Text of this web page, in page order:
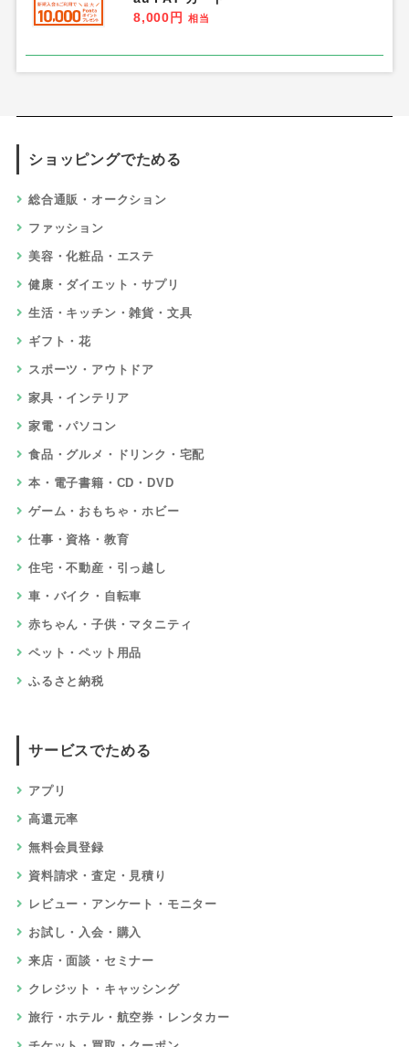
8,000円
相当
ショッピングでためる
総合通販・オークション
ファッション
美容・化粧品・エステ
健康・ダイエット・サプリ
生活・キッチン・雑貨・文具
ギフト・花
スポーツ・アウトドア
家具・インテリア
家電・パソコン
食品・グルメ・ドリンク・宅配
本・電子書籍・CD・DVD
ゲーム・おもちゃ・ホビー
仕事・資格・教育
住宅・不動産・引っ越し
車・バイク・自転車
赤ちゃん・子供・マタニティ
ペット・ペット用品
ふるさと納税
サービスでためる
アプリ
高還元率
無料会員登録
資料請求・査定・見積り
レビュー・アンケート・モニター
お試し・入会・購入
来店・面談・セミナー
クレジット・キャッシング
旅行・ホテル・航空券・レンタカー